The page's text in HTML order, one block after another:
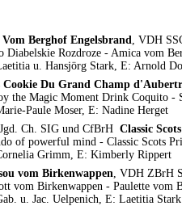
Vom Berghof Engelsbrand, VDH
Diabelskie Rozdroze - Amica vom
u. Hansjörg Stark, E: Arnold
Cookie Du Grand Champ
the Magic Moment Drink Coquito -
Paule Moser, E: Nadine Herget
Ch. SIG und CfBrH Classic
of powerful mind - Classic Scots
Grimm, E: Kimberly Rippert
vom Birkenwappen, VDH ZBrH
vom Birkenwappen - Paulette vom
u. Jac. Uelpenich, E: Laetitia Stark